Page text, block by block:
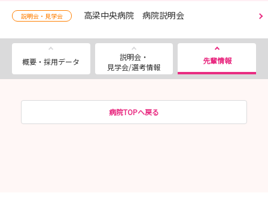
説明会・見学会 高梁中央病院 病院説明会
概要・採用データ
説明会・
見学会/選考情報
先輩情報
病院TOPへ戻る